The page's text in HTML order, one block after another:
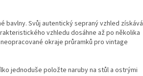
bavlny. Svůj autentický sepraný vzhled získává
vzhledu dosáhne až po několika
okraje průramků pro vintage
jednoduše položte naruby na stůl a ostrými